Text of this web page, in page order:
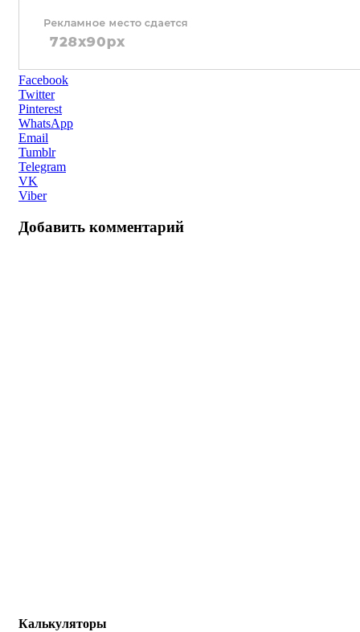
Facebook
Twitter
Pinterest
WhatsApp
Email
Tumblr
Telegram
VK
Viber
Добавить комментарий
Калькуляторы